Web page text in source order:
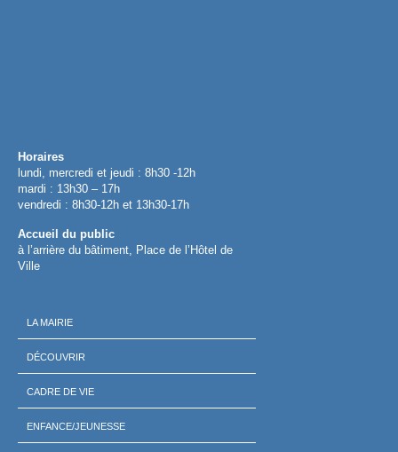
Horaires
lundi, mercredi et jeudi : 8h30 -12h
mardi : 13h30 – 17h
vendredi : 8h30-12h et 13h30-17h
Accueil du public
à l’arrière du bâtiment, Place de l’Hôtel de
Ville
LA MAIRIE
DÉCOUVRIR
CADRE DE VIE
ENFANCE/JEUNESSE